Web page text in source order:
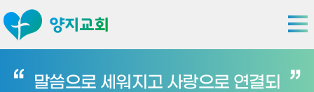
말씀으로 세워지고 사랑으로 연결되